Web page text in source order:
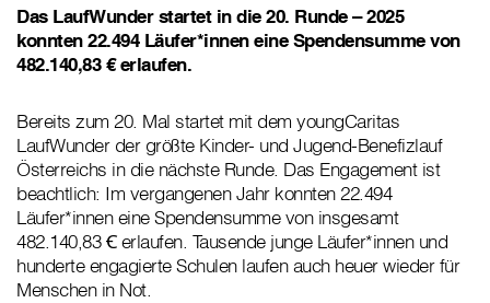
Das LaufWunder startet in die 20. Runde – 2025
konnten 22.494 Läufer*innen eine Spendensumme von
482.140,83 € erlaufen.
Bereits zum 20. Mal startet mit dem youngCaritas
LaufWunder der größte Kinder- und Jugend-Benefizlauf
Österreichs in die nächste Runde. Das Engagement ist
beachtlich: Im vergangenen Jahr konnten 22.494
Läufer*innen eine Spendensumme von insgesamt
482.140,83 Ꞓ erlaufen. Tausende junge Läufer*innen und
hunderte engagierte Schulen laufen auch heuer wieder für
Menschen in Not.